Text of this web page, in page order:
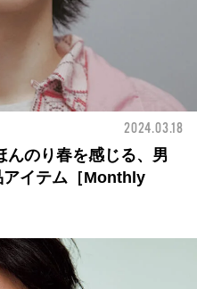
2024.03.18
んのり春を感じる、男
アイテム［Monthly